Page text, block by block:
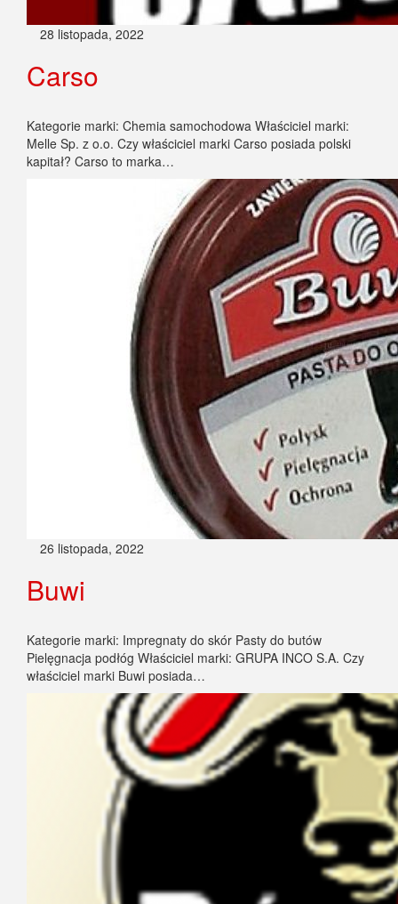
28 listopada, 2022
Carso
Kategorie marki: Chemia samochodowa Właściciel marki:
Melle Sp. z o.o. Czy właściciel marki Carso posiada polski
kapitał? Carso to marka…
26 listopada, 2022
Buwi
Kategorie marki: Impregnaty do skór Pasty do butów
Pielęgnacja podłóg Właściciel marki: GRUPA INCO S.A. Czy
właściciel marki Buwi posiada…